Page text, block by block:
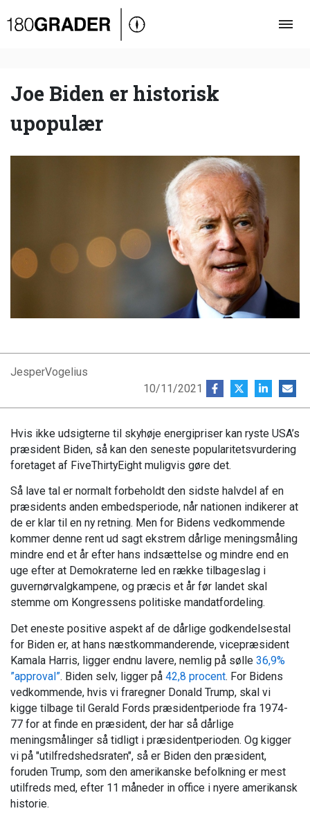
Oversigt
Debat
Video
Podcast
Joe Biden er historisk
upopulær
JesperVogelius
10/11/2021
Hvis ikke udsigterne til skyhøje energipriser kan ryste USA’s
præsident Biden, så kan den seneste popularitetsvurdering
foretaget af FiveThirtyEight muligvis gøre det.
Så lave tal er normalt forbeholdt den sidste halvdel af en
præsidents anden embedsperiode, når nationen indikerer at
de er klar til en ny retning. Men for Bidens vedkommende
kommer denne rent ud sagt ekstrem dårlige meningsmåling
mindre end et år efter hans indsættelse og mindre end en
uge efter at Demokraterne led en række tilbageslag i
guvernørvalgkampene, og præcis et år før landet skal
stemme om Kongressens politiske mandatfordeling.
Det eneste positive aspekt af de dårlige godkendelsestal
for Biden er, at hans næstkommanderende, vicepræsident
Kamala Harris, ligger endnu lavere, nemlig på sølle 36,9%
”approval”. Biden selv, ligger på 42,8 procent. For Bidens
vedkommende, hvis vi fraregner Donald Trump, skal vi
kigge tilbage til Gerald Fords præsidentperiode fra 1974-
77 for at finde en præsident, der har så dårlige
meningsmålinger så tidligt i præsidentperioden. Og kigger
vi på "utilfredshedsraten", så er Biden den præsident,
foruden Trump, som den amerikanske befolkning er mest
utilfreds med, efter 11 måneder in office i nyere amerikansk
historie.